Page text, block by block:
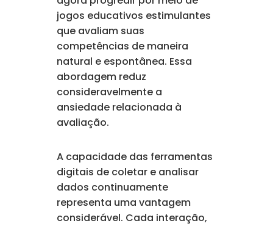
jogos educativos estimulantes
que avaliam suas
competências de maneira
natural e espontânea. Essa
abordagem reduz
consideravelmente a
ansiedade relacionada à
avaliação.
A capacidade das ferramentas
digitais de coletar e analisar
dados continuamente
representa uma vantagem
considerável. Cada interação,